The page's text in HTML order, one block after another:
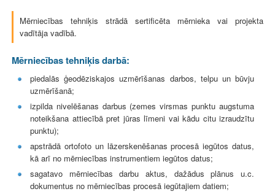
Mērniecības tehniķis strādā sertificēta mērnieka vai projekta
vadītāja vadībā.
Mērniecības tehniķis darbā:
piedalās ģeodēziskajos uzmērīšanas darbos, telpu un būvju
uzmērīšanā;
izpilda nivelēšanas darbus (zemes virsmas punktu augstuma
noteikšana attiecībā pret jūras līmeni vai kādu citu izraudzītu
punktu);
apstrādā ortofoto un lāzerskenēšanas procesā iegūtos datus,
kā arī no mērniecības instrumentiem iegūtos datus;
sagatavo mērniecības darbu aktus, dažādus plānus u.c.
dokumentus no mērniecības procesā iegūtajiem datiem;